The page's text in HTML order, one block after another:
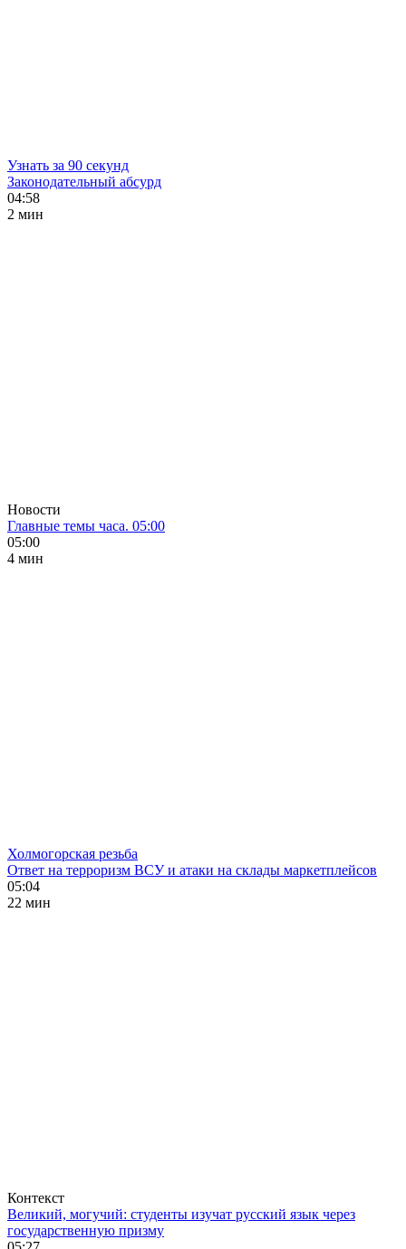
Узнать за 90 секунд
Законодательный абсурд
04:58
2 мин
Новости
Главные темы часа. 05:00
05:00
4 мин
Холмогорская резьба
Ответ на терроризм ВСУ и атаки на склады маркетплейсов
05:04
22 мин
Контекст
Великий, могучий: студенты изучат русский язык через
государственную призму